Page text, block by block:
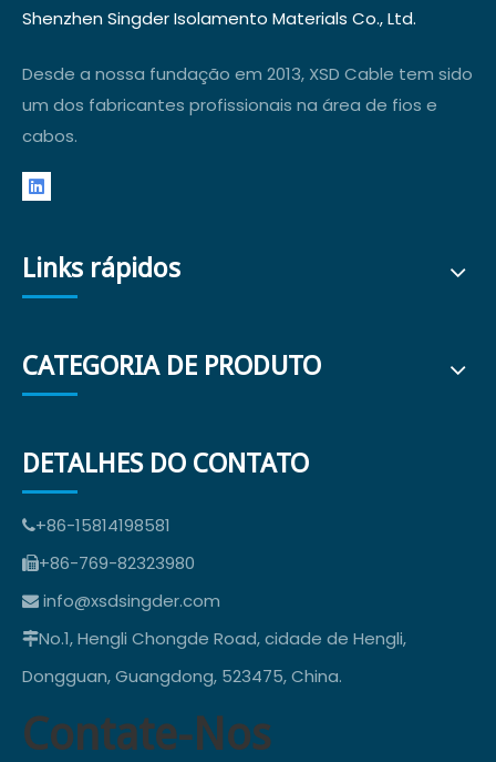
Shenzhen Singder Isolamento Materials Co., Ltd.
Desde a nossa fundação em 2013, XSD Cable tem sido
um dos fabricantes profissionais na área de fios e
cabos.
Links rápidos
CATEGORIA DE PRODUTO
DETALHES DO CONTATO
+86-15814198581
+86-769-82323980
 info@xsdsingder.com
No.1, Hengli Chongde Road, cidade de Hengli,
Dongguan, Guangdong, 523475, China.
Contate-Nos